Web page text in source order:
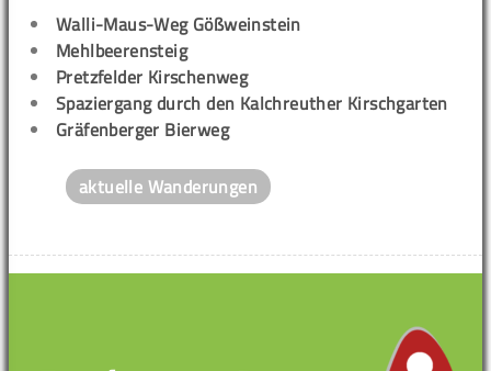
Walli-Maus-Weg Gößweinstein
Mehlbeerensteig
Pretzfelder Kirschenweg
Spaziergang durch den Kalchreuther Kirschgarten
Gräfenberger Bierweg
aktuelle Wanderungen